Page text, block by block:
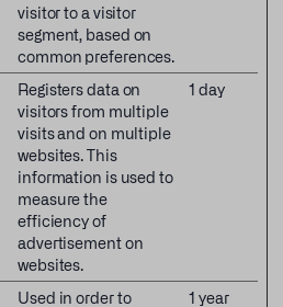
visitor to a visitor
segment, based on
common preferences.
Registers data on
visitors from multiple
visits and on multiple
websites. This
information is used to
measure the
efficiency of
advertisement on
websites.
1 day
Used in order to
1 year